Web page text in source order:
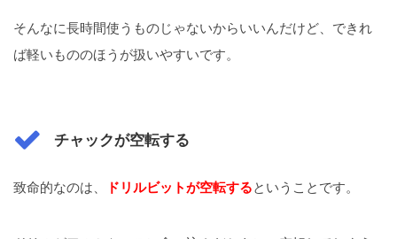
そんなに長時間使うものじゃないからいいんだけど、できれ
ば軽いもののほうが扱いやすいです。
チャックが空転する
致命的なのは、 ドリルビットが空転するということです。